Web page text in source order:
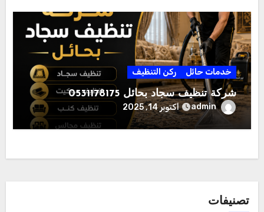
خدمات حائل ركن التنظيف
شركة تنظيف سجاد بحائل 0531178175
admin أكتوبر 14, 2025
تصنيفات